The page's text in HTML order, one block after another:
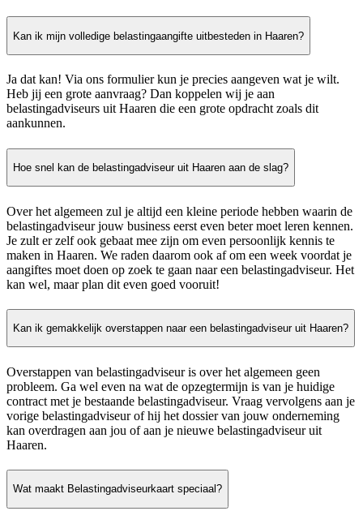
Kan ik mijn volledige belastingaangifte uitbesteden in Haaren?
Ja dat kan! Via ons formulier kun je precies aangeven wat je wilt.
Heb jij een grote aanvraag? Dan koppelen wij je aan
belastingadviseurs uit Haaren die een grote opdracht zoals dit
aankunnen.
Hoe snel kan de belastingadviseur uit Haaren aan de slag?
Over het algemeen zul je altijd een kleine periode hebben waarin de
belastingadviseur jouw business eerst even beter moet leren kennen.
Je zult er zelf ook gebaat mee zijn om even persoonlijk kennis te
maken in Haaren. We raden daarom ook af om een week voordat je
aangiftes moet doen op zoek te gaan naar een belastingadviseur. Het
kan wel, maar plan dit even goed vooruit!
Kan ik gemakkelijk overstappen naar een belastingadviseur uit Haaren?
Overstappen van belastingadviseur is over het algemeen geen
probleem. Ga wel even na wat de opzegtermijn is van je huidige
contract met je bestaande belastingadviseur. Vraag vervolgens aan je
vorige belastingadviseur of hij het dossier van jouw onderneming
kan overdragen aan jou of aan je nieuwe belastingadviseur uit
Haaren.
Wat maakt Belastingadviseurkaart speciaal?